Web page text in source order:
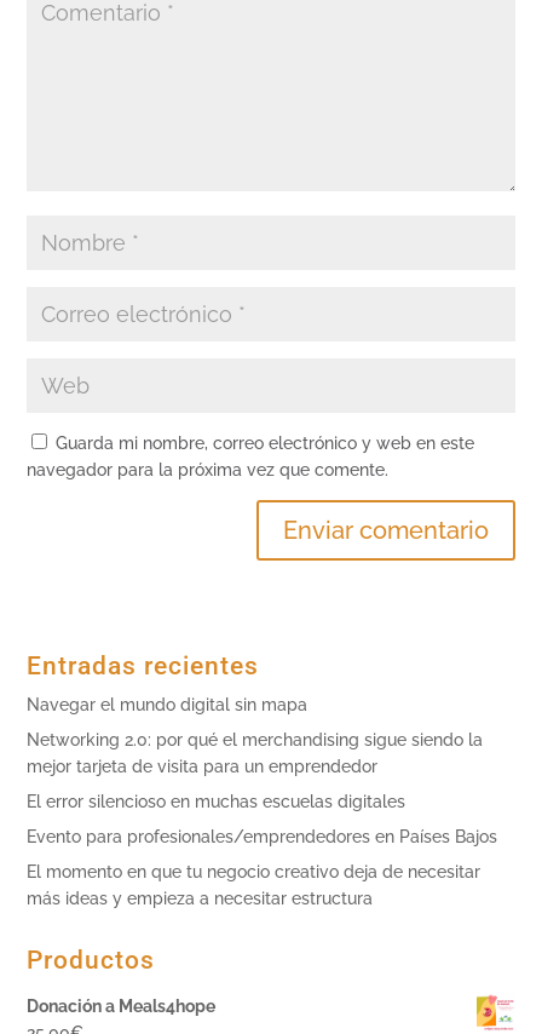
Guarda mi nombre, correo electrónico y web en este
navegador para la próxima vez que comente.
Entradas recientes
Navegar el mundo digital sin mapa
Networking 2.0: por qué el merchandising sigue siendo la
mejor tarjeta de visita para un emprendedor
El error silencioso en muchas escuelas digitales
Evento para profesionales/emprendedores en Países Bajos
El momento en que tu negocio creativo deja de necesitar
más ideas y empieza a necesitar estructura
Productos
Donación a Meals4hope